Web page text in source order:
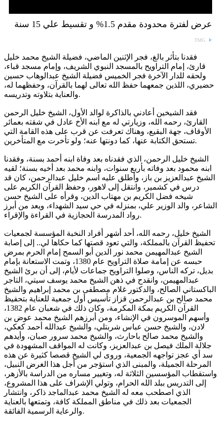
عرض لفترة محدودة مقدم 1.5% و تقسيط علي 15 سنة
TMG
فقدنا بتأثر بالغ، فجر الإثنين الماضي، فضيلة الشيخ محمد خليل
قارئ، إمام التراويح بالمسجد النبوي الشريف، وإمام مسجد قباء،
ولحقه للدار الآخرة فجر الخميس فضيلة الشيخ عبدالوهاب حسين
حضيري، اللذين جمعهما حفظ الله تعالى لهما بالقرآن، وحفظهما له،
والعناية بتلاوته وتدريسه.
فقد الشيخين أعادني بالذاكرة لوالد الأول، الشيخ خليل الرحمن
القارئ، رحمه الله، وزيارتي له مع ابنه الأخ عادل في شقته بعمائر
الأوقاف، جهة البقيع، وهناك تعرفت عن قرب على هذه القامة التي
تستحق الكتابة عنها، كما دونتها عنه؛ ولو تأخرت مع المتأخرين.
الشيخ خليل الرحمن، الذي فقدناه بعد وفاة ابنه أحمد بسنة، وفقدنا
ابنه محمود بعد وفاته بأربع سنوات، وابنه محمد بعد أخيه بسنة؛ لقيه
الشيخ عبدالعزيز بن باز، وأطلق عليه اسم خليل عبدالرحمن، كان قد
درس في كشمير، وانتقل إلى لاهور، وحفظ القرآن الكريم على
شيخه فضل الكريم بن مهتاب الدين، وقرأه على الشيخ حسن
الشاعر، والد الوزير علي، بمنزله في حي سيد الشهداء، ويعد من أبرز
رواد المدرسة الحجازية في القراءة والإقراء.
الشيخ خليل، رحمه الله، أحد أشهر أفراد النخبة المؤسسة لجمعيات
تحفيظ القرآن بالمملكة، والتي تعود قصتها كما حكاها لي.. إلى إصابة
الشيخ عبدالمهيمن محمد نور الدين أبو السمح إمام الحرم بمرض
حبسه عن إمامة صلاة التراويح عام 1380، وتمت الاستعانة بإمام
بديل، تركه الناس، وصلوا التراويح جماعات لأيام، إلى أن برئ الشيخ
عبدالمهيمن، وانقدح في ذهن الشيخ محمد يوسف سيتي، التاجر
الباكستاني الصالح، والدكتور غلام مصطفى بن محمد إبراهيم والشيخ
محمد صالح بن عبدالرحمن قزاز تأسيس أول جمعية للعناية بتحفيظ
القرآن الكريم بمكة المكرمة، وكان ذلك في شعبان عام 1382،
وأسهم الموسرون في الإنشاء، ومن أبرزهم الشيخ محمد عوض بن
لادن، والشيخ حسن عباس شربتلي، والشيخ عبدالله أحمد كعكي،
والشيخ محمد صالح باحارث، والشيخ محمد سرور صبان، وأيدهم
جلالة الملك فيصل بن عبدالعزيز، وكانت له المواقف المشهودة في
سد أي عجز تواجهه الجمعية، وروى لي الشيخ قصصا كثيرة عن هذه
المرحلة الجميلة، والمبنى الذي استؤجر من أجل هذا الغرض النبيل،
واستقطاب المؤسسين الثلاثة له، وتغيير مساره من الدراسة بالأزهر،
إلى التدريس ببلد الله الحرام، وتولي الإشراف على هذا المشروع،
الذي اصطحب معه له الشيخ محمد عبدالماجد ذاكر، وانتشار
الجمعيات بعد ذلك في مناطق المملكة كافة، وتمتعها بالعناية
والرعاية الرسمية الفائقة.